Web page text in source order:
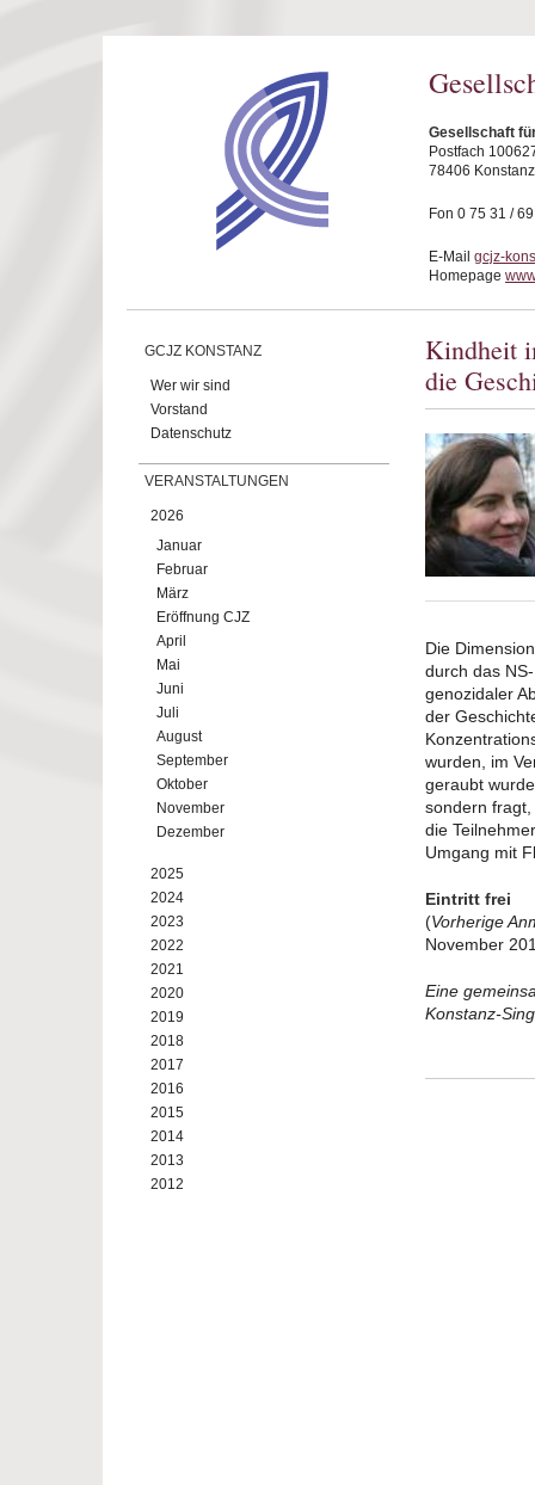
Gesellschaft
Postfach
78406 Konstanz
Fon 0 75 31 /
E-Mail gcjz-
Homepage
GCJZ KONSTANZ
Wer wir sind
Vorstand
Datenschutz
VERANSTALTUNGEN
2026
Januar
Februar
März
Eröffnung CJZ
April
Mai
Juni
Juli
August
September
Oktober
November
Dezember
2025
2024
2023
2022
2021
2020
2019
2018
2017
2016
2015
2014
2013
2012
Kindheit
die
Die
durch das
genozidaler
der
wurden, im
geraubt
sondern
die
Umgang mit
Eintritt frei
(Vorherige
November
Eine
Konstanz-